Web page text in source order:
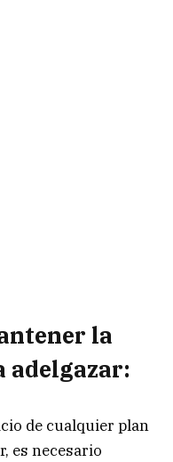
la
adelgazar:
de cualquier plan
es necesario